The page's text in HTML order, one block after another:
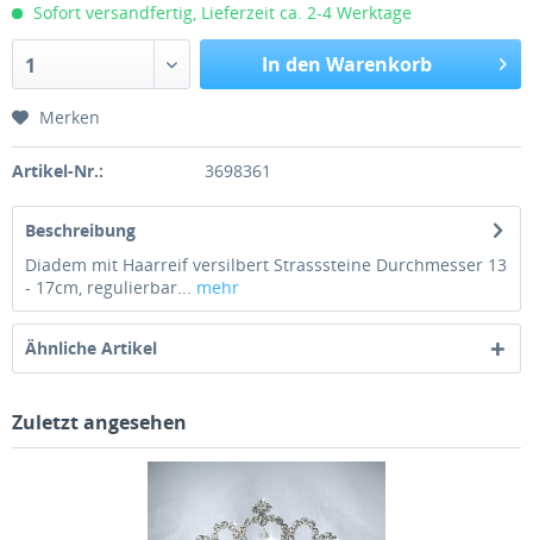
Sofort versandfertig, Lieferzeit ca. 2-4 Werktage
1 In den Warenkorb
Merken
Artikel-Nr.: 3698361
Beschreibung
Diadem mit Haarreif versilbert Strasssteine Durchmesser 13
- 17cm, regulierbar... mehr
Ähnliche Artikel
Zuletzt angesehen